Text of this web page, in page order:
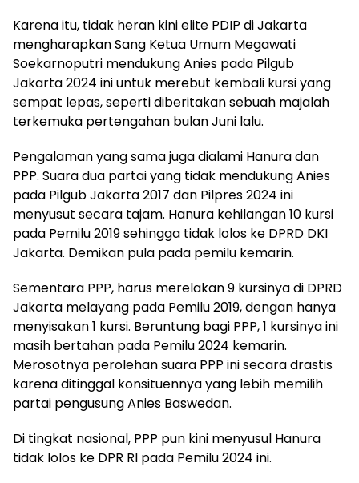
Karena itu, tidak heran kini elite PDIP di Jakarta
mengharapkan Sang Ketua Umum Megawati
Soekarnoputri mendukung Anies pada Pilgub
Jakarta 2024 ini untuk merebut kembali kursi yang
sempat lepas, seperti diberitakan sebuah majalah
terkemuka pertengahan bulan Juni lalu.
Pengalaman yang sama juga dialami Hanura dan
PPP. Suara dua partai yang tidak mendukung Anies
pada Pilgub Jakarta 2017 dan Pilpres 2024 ini
menyusut secara tajam. Hanura kehilangan 10 kursi
pada Pemilu 2019 sehingga tidak lolos ke DPRD DKI
Jakarta. Demikan pula pada pemilu kemarin.
Sementara PPP, harus merelakan 9 kursinya di DPRD
Jakarta melayang pada Pemilu 2019, dengan hanya
menyisakan 1 kursi. Beruntung bagi PPP, 1 kursinya ini
masih bertahan pada Pemilu 2024 kemarin.
Merosotnya perolehan suara PPP ini secara drastis
karena ditinggal konsituennya yang lebih memilih
partai pengusung Anies Baswedan.
Di tingkat nasional, PPP pun kini menyusul Hanura
tidak lolos ke DPR RI pada Pemilu 2024 ini.